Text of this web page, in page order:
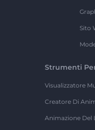
Sito
Strumenti
Visualizzatore
Creatore Di
Animazione Del